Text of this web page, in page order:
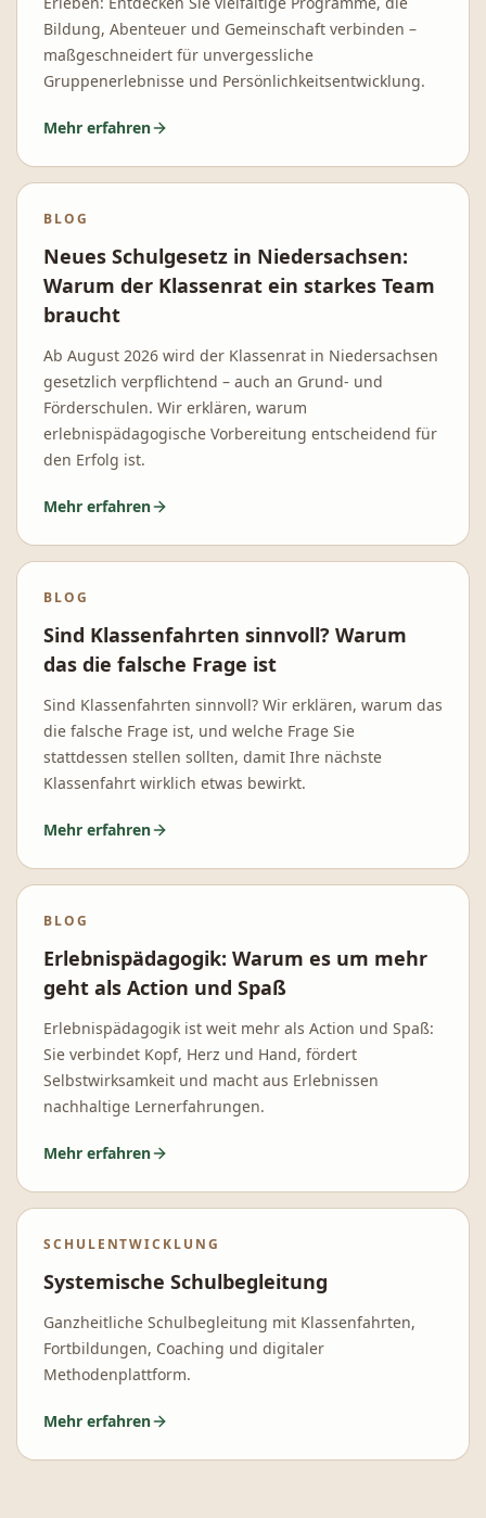
Bildung, Abenteuer und Gemeinschaft verbinden –
maßgeschneidert für unvergessliche
Gruppenerlebnisse und Persönlichkeitsentwicklung.
Mehr erfahren
BLOG
Neues Schulgesetz in Niedersachsen:
Warum der Klassenrat ein starkes Team
braucht
Ab August 2026 wird der Klassenrat in Niedersachsen
gesetzlich verpflichtend – auch an Grund- und
Förderschulen. Wir erklären, warum
erlebnispädagogische Vorbereitung entscheidend für
den Erfolg ist.
Mehr erfahren
BLOG
Sind Klassenfahrten sinnvoll? Warum
das die falsche Frage ist
Sind Klassenfahrten sinnvoll? Wir erklären, warum das
die falsche Frage ist, und welche Frage Sie
stattdessen stellen sollten, damit Ihre nächste
Klassenfahrt wirklich etwas bewirkt.
Mehr erfahren
BLOG
Erlebnispädagogik: Warum es um mehr
geht als Action und Spaß
Erlebnispädagogik ist weit mehr als Action und Spaß:
Sie verbindet Kopf, Herz und Hand, fördert
Selbstwirksamkeit und macht aus Erlebnissen
nachhaltige Lernerfahrungen.
Mehr erfahren
SCHULENTWICKLUNG
Systemische Schulbegleitung
Ganzheitliche Schulbegleitung mit Klassenfahrten,
Fortbildungen, Coaching und digitaler
Methodenplattform.
Mehr erfahren